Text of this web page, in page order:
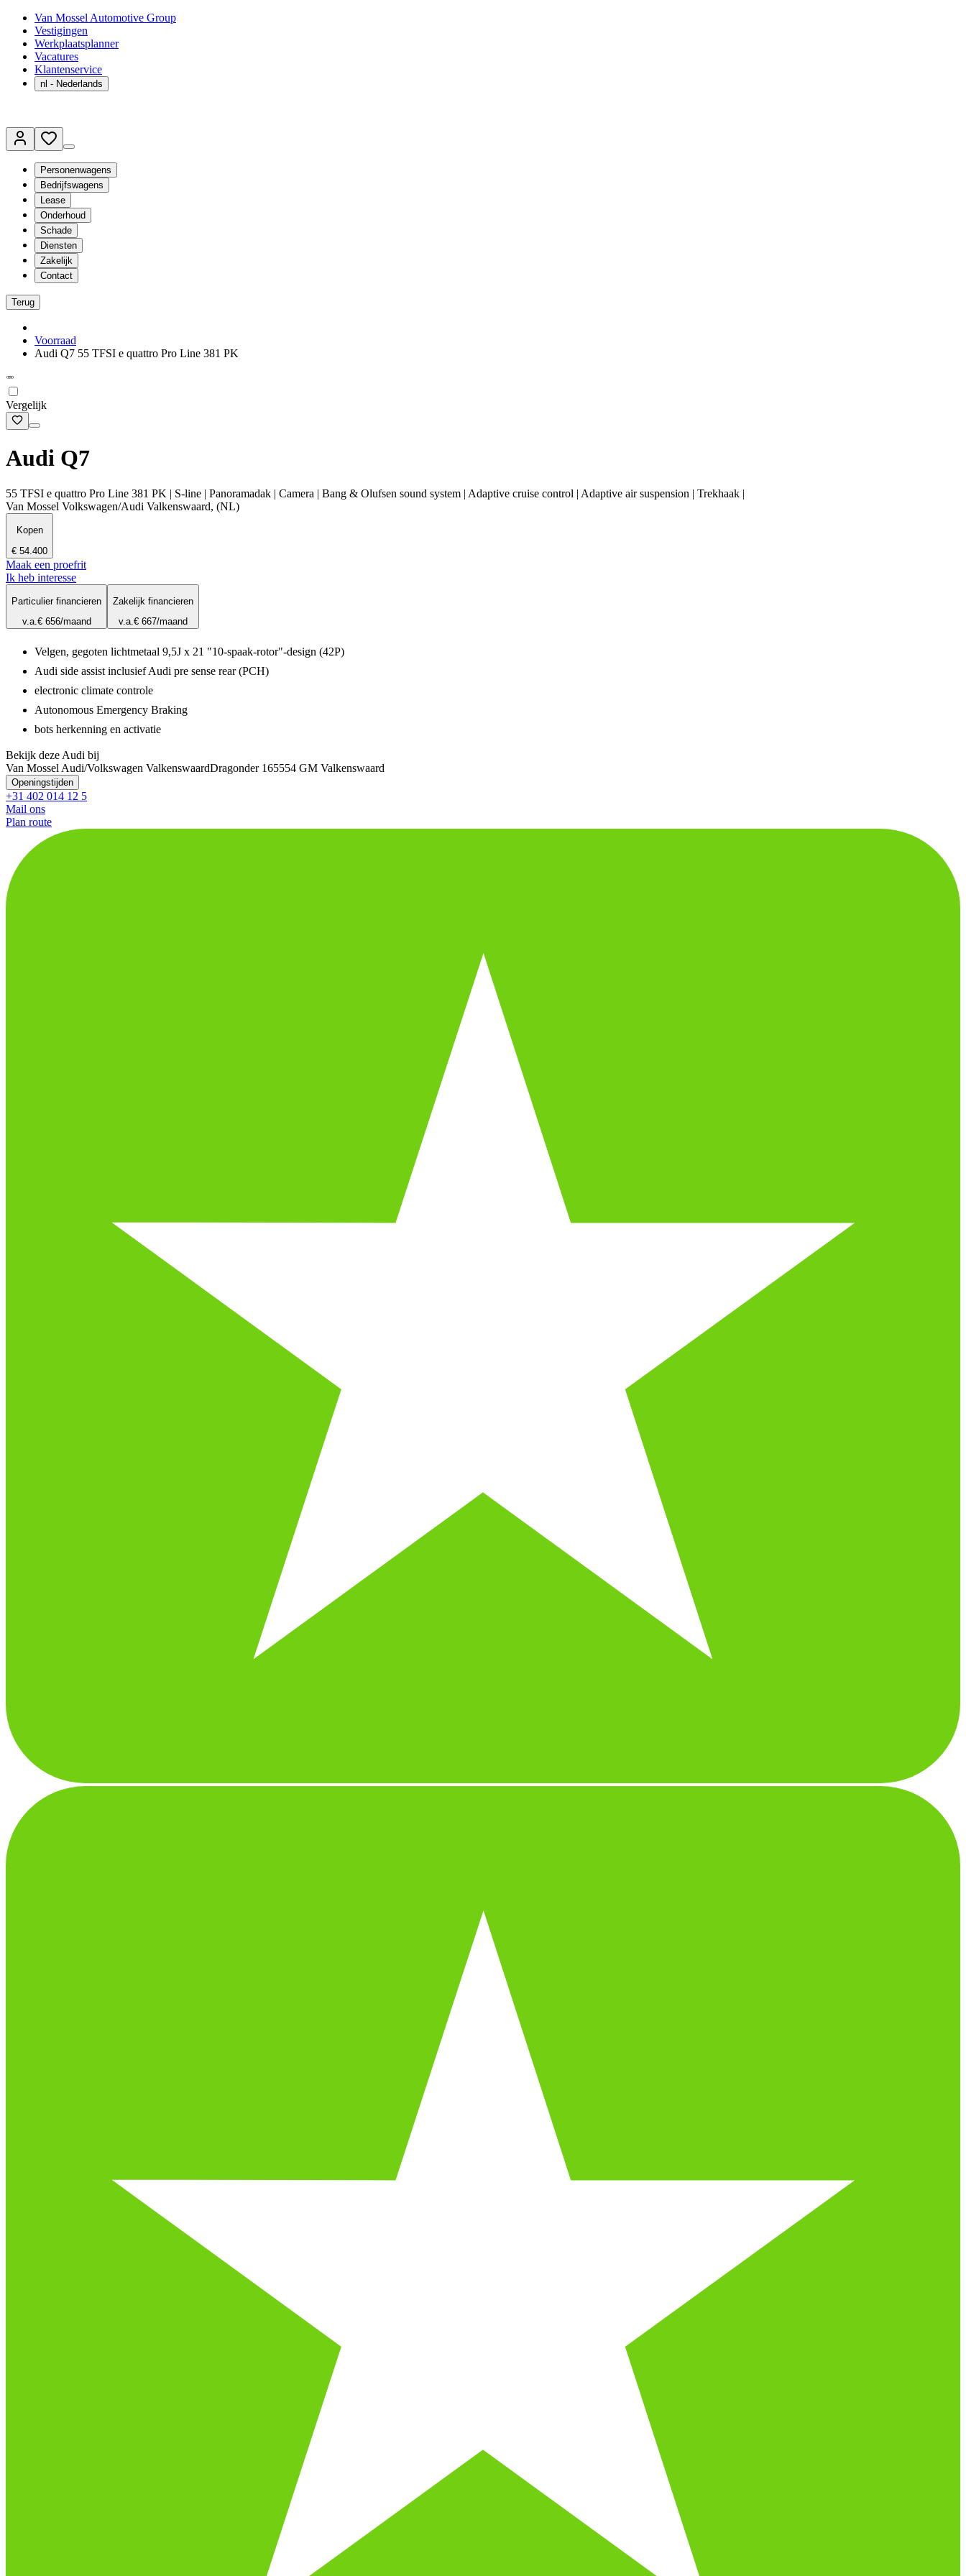
Van Mossel Automotive Group
Vestigingen
Werkplaatsplanner
Vacatures
Klantenservice
nl - Nederlands
Personenwagens
Bedrijfswagens
Lease
Onderhoud
Schade
Diensten
Zakelijk
Contact
Terug
Voorraad
Audi Q7 55 TFSI e quattro Pro Line 381 PK
Vergelijk
Audi Q7
55 TFSI e quattro Pro Line 381 PK | S-line | Panoramadak | Camera | Bang & Olufsen sound system | Adaptive cruise control | Adaptive air suspension | Trekhaak |
Van Mossel Volkswagen/Audi Valkenswaard, (NL)
Kopen
€ 54.400
Maak een proefrit
Ik heb interesse
Particulier financieren
v.a.€ 656/maand
Zakelijk financieren
v.a.€ 667/maand
Velgen, gegoten lichtmetaal 9,5J x 21 "10-spaak-rotor"-design (42P)
Audi side assist inclusief Audi pre sense rear (PCH)
electronic climate controle
Autonomous Emergency Braking
bots herkenning en activatie
Bekijk deze Audi bij
Van Mossel Audi/Volkswagen ValkenswaardDragonder 165554 GM Valkenswaard
Openingstijden
+31 402 014 12 5
Mail ons
Plan route